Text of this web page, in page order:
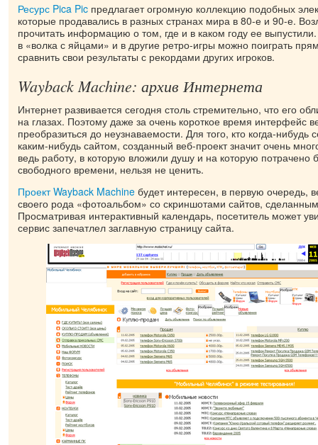
Ресурс Pica Pic предлагает огромную коллекцию подобных
которые продавались в разных странах мира в 80-е и 90-е.
прочитать информацию о том, где и в каком году ее
в «волка с яйцами» и в другие ретро-игры можно поиграть
сравнить свои результаты с рекордами других игроков.
Wayback Machine: архив Интернета
Интернет развивается сегодня столь стремительно, что его
на глазах. Поэтому даже за очень короткое время интерфейс
преобразиться до неузнаваемости. Для того, кто когда-нибудь
каким-нибудь сайтом, созданный веб-проект значит очень
ведь работу, в которую вложили душу и на которую потрачено
свободного времени, нельзя не ценить.
Проект Wayback Machine будет интересен, в первую очередь,
своего рода «фотоальбом» со скриншотами сайтов,
Просматривая интерактивный календарь, посетитель может
сервис запечатлел заглавную страницу сайта.